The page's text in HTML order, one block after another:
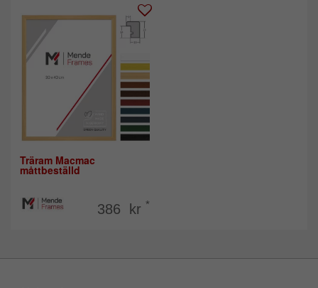
Träram Macmac
måttbeställd
386 kr *